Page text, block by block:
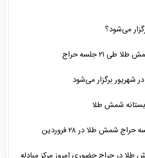
می‌شود؟
شهریور برگزار می‌شود
شمش طلا
شمش طلا در ۲۸ فروردین